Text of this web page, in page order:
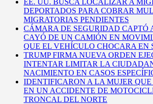
DEPORTADOS PARA COBRAR
MIGRATORIAS PENDIENTES
CÁMARA DE SEGURIDAD CAPTÓ
CAYÓ DE UN CAMIÓN EN
QUE EL VEHÍCULO CHOCARA EN
TRUMP FIRMA NUEVA ORDEN
INTENTAR LIMITAR LA
NACIMIENTO EN CASOS
IDENTIFICARON A LA MUJER
EN UN ACCIDENTE DE
TRONCAL DEL NORTE